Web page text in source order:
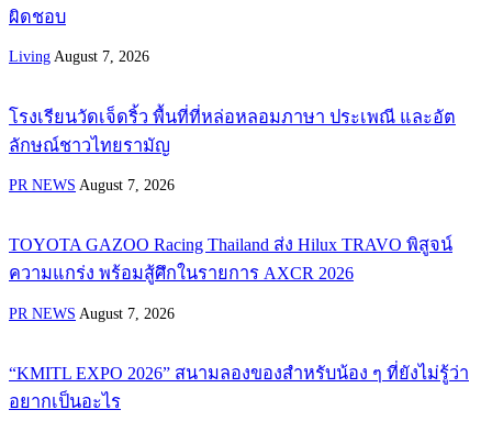
ผิดชอบ
Living August 7, 2026
โรงเรียนวัดเจ็ดริ้ว พื้นที่ที่หล่อหลอมภาษา ประเพณี และอัต
ลักษณ์ชาวไทยรามัญ
PR NEWS August 7, 2026
TOYOTA GAZOO Racing Thailand ส่ง Hilux TRAVO พิสูจน์
ความแกร่ง พร้อมสู้ศึกในรายการ AXCR 2026
PR NEWS August 7, 2026
“KMITL EXPO 2026” สนามลองของสำหรับน้อง ๆ ที่ยังไม่รู้ว่า
อยากเป็นอะไร